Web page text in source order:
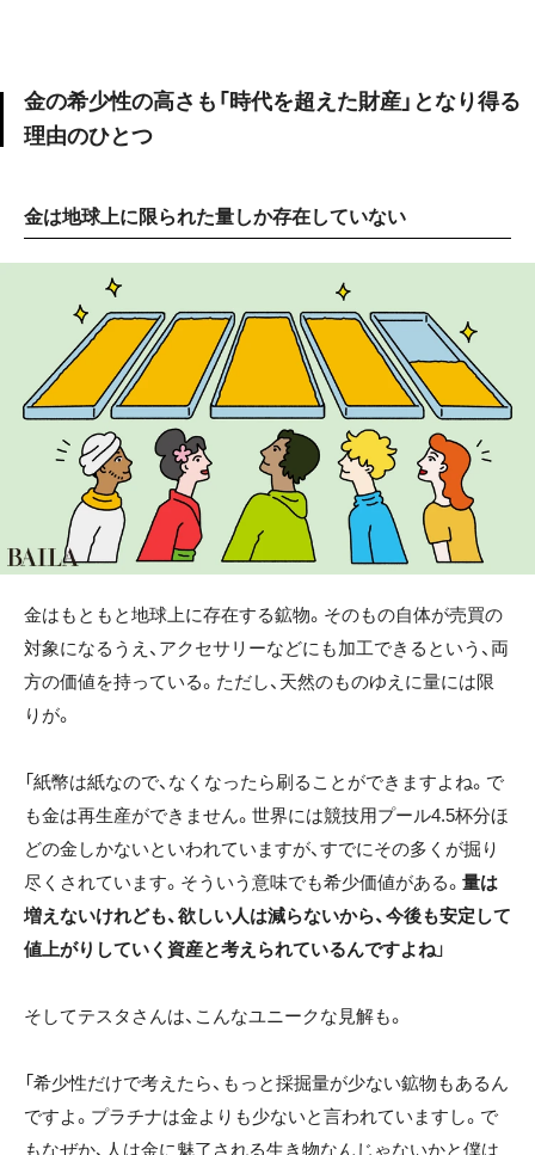
金の希少性の高さも「時代を超えた財産」となり得る
理由のひとつ
金は地球上に限られた量しか存在していない
金はもともと地球上に存在する鉱物。そのもの自体が売買の
対象になるうえ、アクセサリーなどにも加工できるという、両
方の価値を持っている。ただし、天然のものゆえに量には限
りが。
「紙幣は紙なので、なくなったら刷ることができますよね。で
も金は再生産ができません。世界には競技用プール4.5杯分ほ
どの金しかないといわれていますが、すでにその多くが掘り
尽くされています。そういう意味でも希少価値がある。 量は
増えないけれども、欲しい人は減らないから、今後も安定して
値上がりしていく資産と考えられているんですよね 」
そしてテスタさんは、こんなユニークな見解も。
「希少性だけで考えたら、もっと採掘量が少ない鉱物もあるん
ですよ。プラチナは金よりも少ないと言われていますし。で
もなぜか、人は金に魅了される生き物なんじゃないかと僕は